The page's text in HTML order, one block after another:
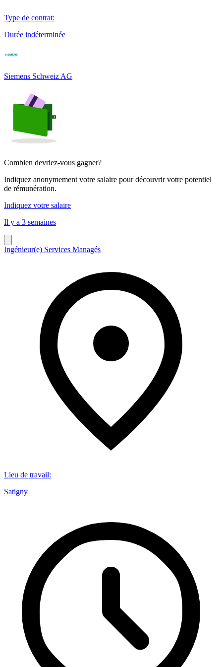
Type de contrat:
Durée indéterminée
Siemens Schweiz AG
Combien devriez-vous gagner?
Indiquez anonymement votre salaire pour découvrir votre potentiel
de rémunération.
Indiquez votre salaire
Il y a 3 semaines
Ingénieur(e) Services Managés
Lieu de travail:
Satigny